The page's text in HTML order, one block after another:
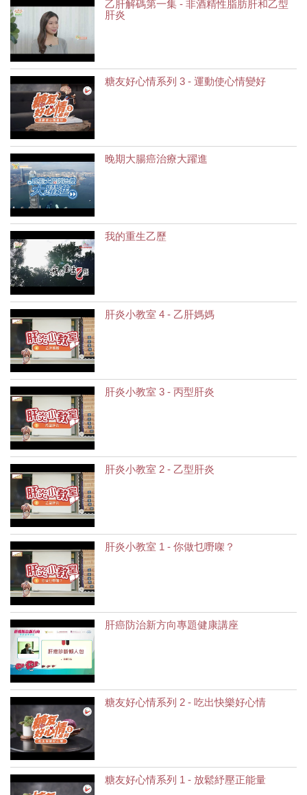
乙肝解碼第一集 - 非酒精性脂肪肝和乙型
肝炎
糖友好心情系列 3 - 運動使心情變好
晚期大腸癌治療大躍進
我的重生乙歷
肝炎小教室 4 - 乙肝媽媽
肝炎小教室 3 - 丙型肝炎
肝炎小教室 2 - 乙型肝炎
肝炎小教室 1 - 你做乜嘢㗎？
肝癌防治新方向專題健康講座
糖友好心情系列 2 - 吃出快樂好心情
糖友好心情系列 1 - 放鬆紓壓正能量